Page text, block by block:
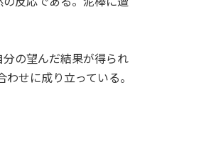
の望んだ結果が得られ
わせに成り立っている。